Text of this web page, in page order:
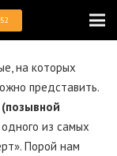
на которых
представить.
из самых
Порой нам